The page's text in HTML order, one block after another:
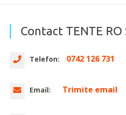
Contact TENTE RO
Telefon: 0742 126 731
Email: Trimite email